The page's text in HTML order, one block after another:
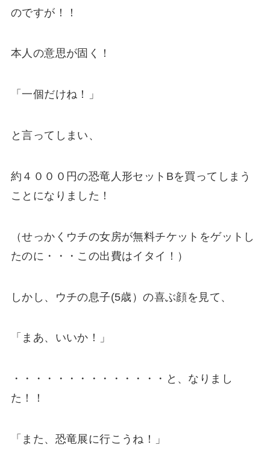
のですが！！
本人の意思が固く！
「一個だけね！」
と言ってしまい、
約４０００円の恐竜人形セットBを買ってしまう
ことになりました！
（せっかくウチの女房が無料チケットをゲットし
たのに・・・この出費はイタイ！）
しかし、ウチの息子(5歳）の喜ぶ顔を見て、
「まあ、いいか！」
・・・・・・・・・・・・・・と、なりまし
た！！
「また、恐竜展に行こうね！」